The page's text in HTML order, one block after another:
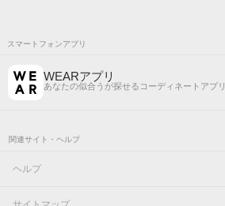
スマートフォンアプリ
WEARアプリ
あなたの似合うが探せるコーディネートアプリ
関連サイト・ヘルプ
ヘルプ